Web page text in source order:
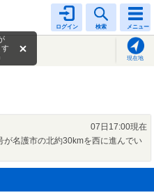
ログイン 検索 メニュー
現在地
す
07日17:00現在
が名護市の北約30kmを西に進んでい